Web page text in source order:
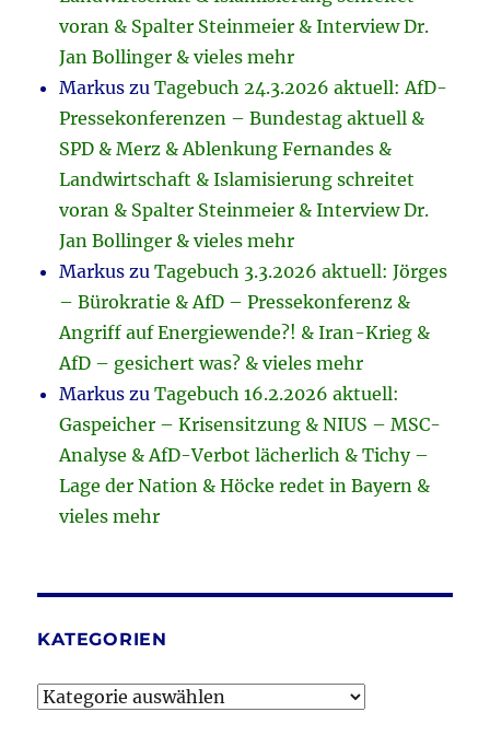
voran & Spalter Steinmeier & Interview Dr.
Jan Bollinger & vieles mehr
Markus zuTagebuch 24.3.2026 aktuell: AfD-
Pressekonferenzen – Bundestag aktuell &
SPD & Merz & Ablenkung Fernandes &
Landwirtschaft & Islamisierung schreitet
voran & Spalter Steinmeier & Interview Dr.
Jan Bollinger & vieles mehr
Markus zuTagebuch 3.3.2026 aktuell: Jörges
– Bürokratie & AfD – Pressekonferenz &
Angriff auf Energiewende?! & Iran-Krieg &
AfD – gesichert was? & vieles mehr
Markus zuTagebuch 16.2.2026 aktuell:
Gaspeicher – Krisensitzung & NIUS – MSC-
Analyse & AfD-Verbot lächerlich & Tichy –
Lage der Nation & Höcke redet in Bayern &
vieles mehr
KATEGORIEN
Kategorien